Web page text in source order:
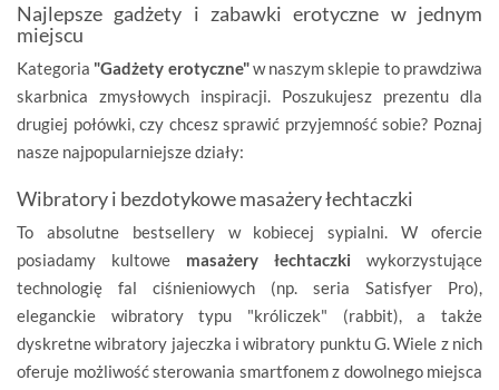
Najlepsze gadżety i zabawki erotyczne w jednym
miejscu
Kategoria "Gadżety erotyczne"w naszym sklepie to prawdziwa
skarbnica zmysłowych inspiracji. Poszukujesz prezentu dla
drugiej połówki, czy chcesz sprawić przyjemność sobie? Poznaj
nasze najpopularniejsze działy:
Wibratory i bezdotykowe masażery łechtaczki
To absolutne bestsellery w kobiecej sypialni. W ofercie
posiadamy kultowe masażery łechtaczki wykorzystujące
technologię fal ciśnieniowych (np. seria Satisfyer Pro),
eleganckie wibratory typu "króliczek" (rabbit), a także
dyskretne wibratory jajeczka i wibratory punktu G. Wiele z nich
oferuje możliwość sterowania smartfonem z dowolnego miejsca